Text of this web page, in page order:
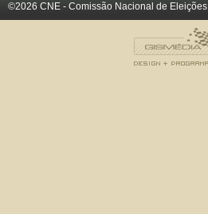
©2026 CNE - Comissão Nacional de Eleições